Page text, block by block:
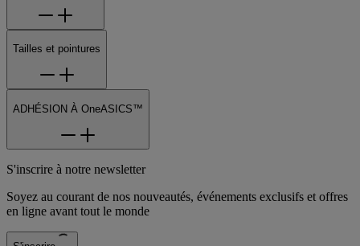
Tailles et pointures
ADHÉSION À OneASICS™
S'inscrire à notre newsletter
Soyez au courant de nos nouveautés, événements exclusifs et offres
en ligne avant tout le monde